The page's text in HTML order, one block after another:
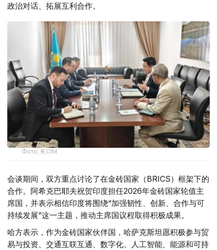
政治对话、拓展互利合作。
Фото: ҚР СІМ
会谈期间，双方重点讨论了在金砖国家（BRICS）框架下的
合作。阿希克巴耶夫祝贺印度担任2026年金砖国家轮值主
席国，并表示相信印度将围绕“加强韧性、创新、合作与可
持续发展”这一主题，推动主席国议程取得积极成果。
哈方表示，作为金砖国家伙伴国，哈萨克斯坦愿积极参与贸
易与投资、交通互联互通、数字化、人工智能、能源和可持